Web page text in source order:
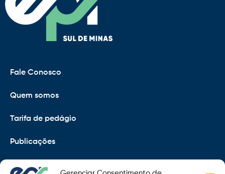
Fale Conosco
Quem somos
Tarifa de pedágio
Publicações